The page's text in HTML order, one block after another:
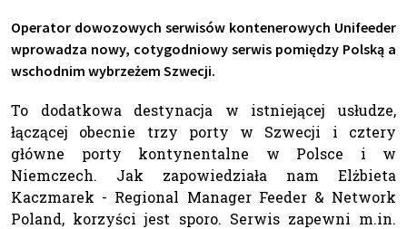
Operator dowozowych serwisów kontenerowych Unifeeder
wprowadza nowy, cotygodniowy serwis pomiędzy Polską a
wschodnim wybrzeżem Szwecji.
To dodatkowa destynacja w istniejącej usłudze,
łączącej obecnie trzy porty w Szwecji i cztery
główne porty kontynentalne w Polsce i w
Niemczech. Jak zapowiedziała nam Elżbieta
Kaczmarek - Regional Manager Feeder & Network
Poland, korzyści jest sporo. Serwis zapewni m.in.